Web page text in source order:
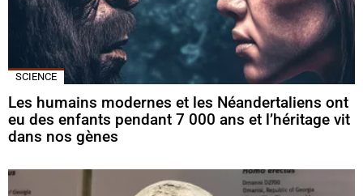
SCIENCE
Les humains modernes et les Néandertaliens ont
eu des enfants pendant 7 000 ans et l’héritage vit
dans nos gènes